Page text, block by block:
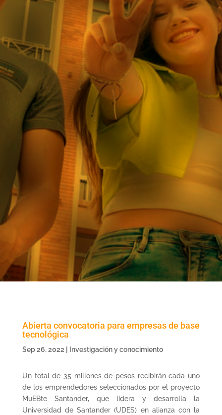
Abierta convocatoria para empresas de base
tecnológica
Sep 26, 2022 Investigación y conocimiento
Un total de 35 millones de pesos recibirán cada uno
de los emprendedores seleccionados por el proyecto
MuEBte Santander, que lidera y desarrolla la
Universidad de Santander (UDES) en alianza con la